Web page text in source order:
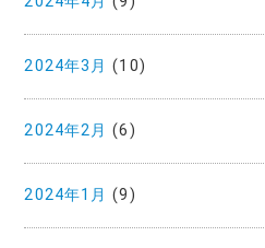
2024年3月 (10)
2024年2月 (6)
2024年1月 (9)